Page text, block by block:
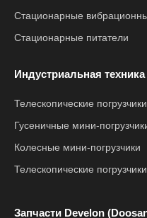
Стационарные
Стационарные питатели
Индустриальная техника
Телескопические погрузчики
Гусеничные мини-
Колесные мини-погрузчики
Телескопические
Запчасти Develon